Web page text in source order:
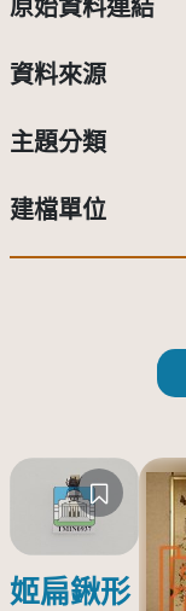
原始資料連結
資料來源
主題分類
建檔單位
姬扁鍬形